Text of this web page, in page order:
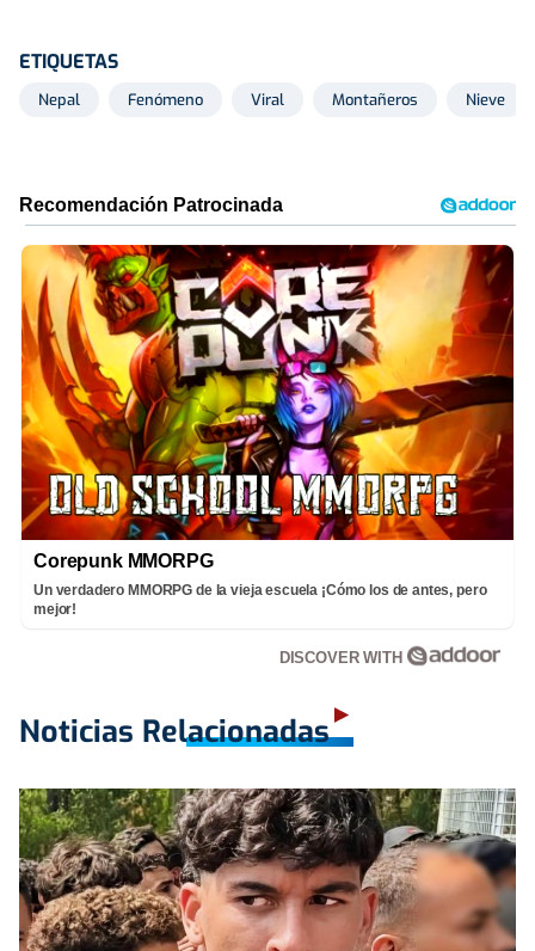
ETIQUETAS
Nepal Fenómeno Viral Montañeros Nieve
Corepunk MMORPG
Un verdadero MMORPG de la vieja escuela ¡Cómo los de antes, pero
mejor!
DISCOVER WITH
Noticias Relacionadas